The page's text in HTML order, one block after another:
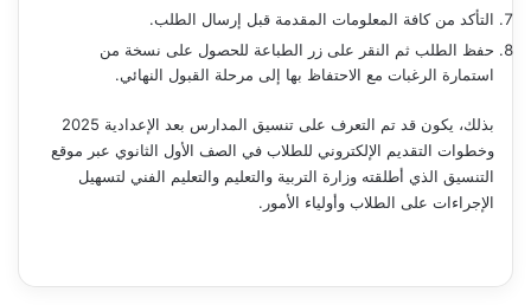
التأكد من كافة المعلومات المقدمة قبل إرسال الطلب.
حفظ الطلب ثم النقر على زر الطباعة للحصول على نسخة من
استمارة الرغبات مع الاحتفاظ بها إلى مرحلة القبول النهائي.
بذلك، يكون قد تم التعرف على تنسيق المدارس بعد الإعدادية 2025
وخطوات التقديم الإلكتروني للطلاب في الصف الأول الثانوي عبر موقع
التنسيق الذي أطلقته وزارة التربية والتعليم والتعليم الفني لتسهيل
الإجراءات على الطلاب وأولياء الأمور.